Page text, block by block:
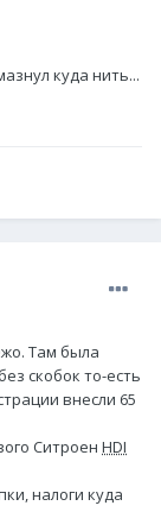
куда нить...
Там была
скобок то-есть
внесли 65
Ситроен HDI
налоги куда